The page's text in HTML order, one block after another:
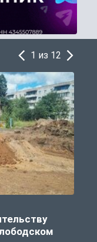
1 из 12